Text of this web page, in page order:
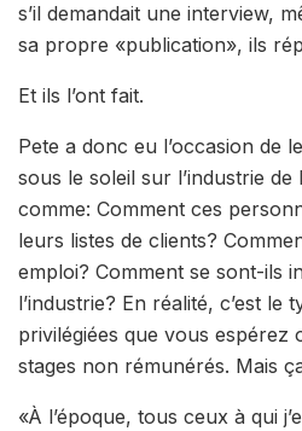
s’il demandait une interview,
sa propre «publication», ils
Et ils l’ont fait.
Pete a donc eu l’occasion de
sous le soleil sur l’industrie de
comme: Comment ces
leurs listes de clients?
emploi? Comment se sont-ils
l’industrie? En réalité, c’est le
privilégiées que vous espérez
stages non rémunérés. Mais
«À l’époque, tous ceux à qui